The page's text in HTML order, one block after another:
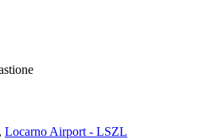
Locarno Airport - LSZL